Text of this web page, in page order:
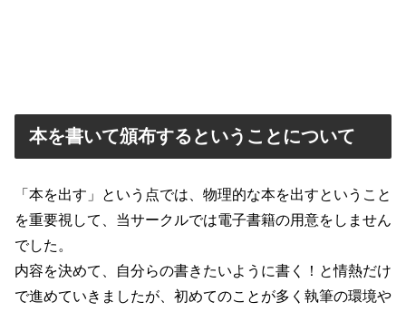
本を書いて頒布するということについて
「本を出す」という点では、物理的な本を出すということ
を重要視して、当サークルでは電子書籍の用意をしません
でした。
内容を決めて、自分らの書きたいように書く！と情熱だけ
で進めていきましたが、初めてのことが多く執筆の環境や